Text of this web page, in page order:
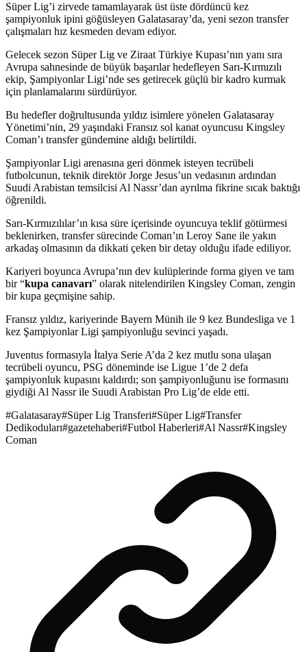
Süper Lig’i zirvede tamamlayarak üst üste dördüncü kez
şampiyonluk ipini göğüsleyen Galatasaray’da, yeni sezon transfer
çalışmaları hız kesmeden devam ediyor.
Gelecek sezon Süper Lig ve Ziraat Türkiye Kupası’nın yanı sıra
Avrupa sahnesinde de büyük başarılar hedefleyen Sarı-Kırmızılı
ekip, Şampiyonlar Ligi’nde ses getirecek güçlü bir kadro kurmak
için planlamalarını sürdürüyor.
Bu hedefler doğrultusunda yıldız isimlere yönelen Galatasaray
Yönetimi’nin, 29 yaşındaki Fransız sol kanat oyuncusu Kingsley
Coman’ı transfer gündemine aldığı belirtildi.
Şampiyonlar Ligi arenasına geri dönmek isteyen tecrübeli
futbolcunun, teknik direktör Jorge Jesus’un vedasının ardından
Suudi Arabistan temsilcisi Al Nassr’dan ayrılma fikrine sıcak baktığı
öğrenildi.
Sarı-Kırmızılılar’ın kısa süre içerisinde oyuncuya teklif götürmesi
beklenirken, transfer sürecinde Coman’ın Leroy Sane ile yakın
arkadaş olmasının da dikkati çeken bir detay olduğu ifade ediliyor.
Kariyeri boyunca Avrupa’nın dev kulüplerinde forma giyen ve tam
bir “kupa canavarı” olarak nitelendirilen Kingsley Coman, zengin
bir kupa geçmişine sahip.
Fransız yıldız, kariyerinde Bayern Münih ile 9 kez Bundesliga ve 1
kez Şampiyonlar Ligi şampiyonluğu sevinci yaşadı.
Juventus formasıyla İtalya Serie A’da 2 kez mutlu sona ulaşan
tecrübeli oyuncu, PSG döneminde ise Ligue 1’de 2 defa
şampiyonluk kupasını kaldırdı; son şampiyonluğunu ise formasını
giydiği Al Nassr ile Suudi Arabistan Pro Lig’de elde etti.
#Galatasaray#Süper Lig Transferi#Süper Lig#Transfer
Dedikoduları#gazetehaberi#Futbol Haberleri#Al Nassr#Kingsley
Coman